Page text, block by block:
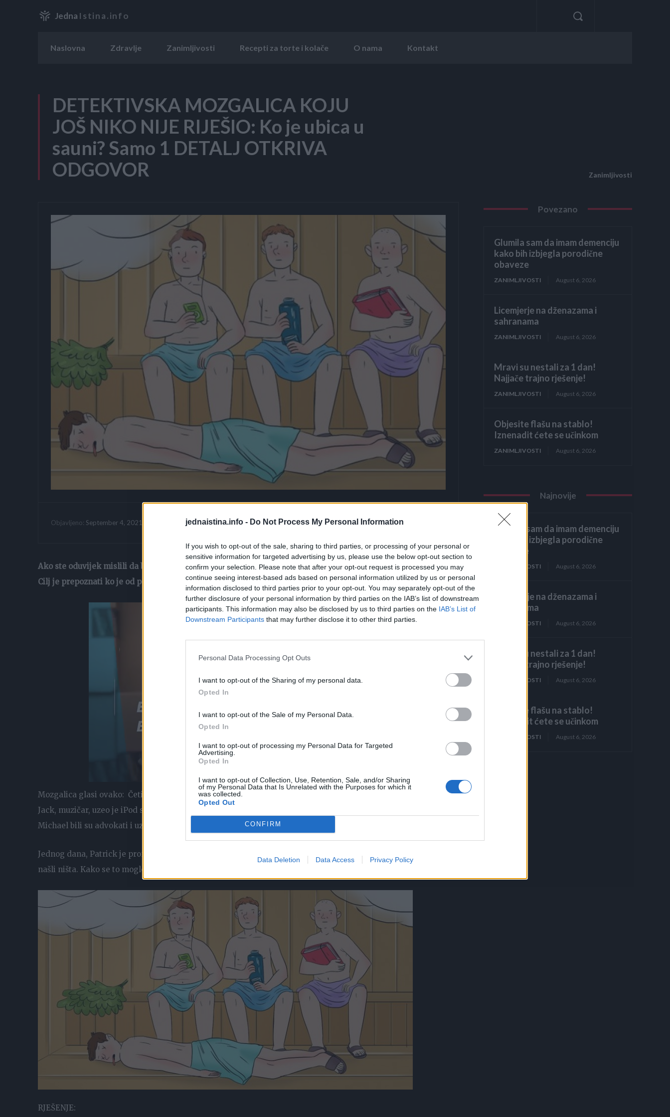
jednaistina.info - Do Not Process My Personal Information
If you wish to opt-out of the sale, sharing to third parties, or processing of your personal or
sensitive information for targeted advertising by us, please use the below opt-out section to
confirm your selection. Please note that after your opt-out request is processed you may
continue seeing interest-based ads based on personal information utilized by us or personal
information disclosed to third parties prior to your opt-out. You may separately opt-out of the
further disclosure of your personal information by third parties on the IAB’s list of downstream
participants. This information may also be disclosed by us to third parties on the IAB’s List of
Downstream Participants that may further disclose it to other third parties.
Personal Data Processing Opt Outs
I want to opt-out of the Sharing of my personal data.
Opted In
I want to opt-out of the Sale of my Personal Data.
Opted In
I want to opt-out of processing my Personal Data for Targeted
Advertising.
Opted In
I want to opt-out of Collection, Use, Retention, Sale, and/or Sharing
of my Personal Data that Is Unrelated with the Purposes for which it
was collected.
Opted Out
CONFIRM
Data Deletion Data Access Privacy Policy
Jedna Istina.info
Naslovna Zdravlje Zanimljivosti Recepti za torte i kolače O nama Kontakt
DETEKTIVSKA MOZGALICA KOJU
JOŠ NIKO NIJE RIJEŠIO: Ko je ubica u
sauni? Samo 1 DETALJ OTKRIVA
ODGOVOR
Zanimljivosti
Objavljeno: September 4, 2021 Vrijeme citanja:Manje od 1min.
Ako ste oduvijek mislili da biste bili dobar detektiv, pokušajte riješiti mozgalicu koju vam donosi Bright Side.
Cilj je prepoznati ko je od ponuđenih ubica.
Mozgalica glasi ovako: Četiri prijatelja redovno su zajedno posjećivala saunu . Uvijek su nosili nešto sa sobom.
Jack, muzičar, uzeo je iPod sa sobom da sluša muziku. Steve, bankar, uzeo je termosicu za piće. Patrick i
Michael bili su advokati i uzimali su dokumente za čitanje.
Jednog dana, Patrick je pronađen mrtav. Ubio ga je oštri predmet. Policajci su odmah došli i izvršili uviđaj. Nisu
našli ništa. Kako se to moglo dogoditi?
RJEŠENJE:
Povezano
Glumila sam da imam demenciju
kako bih izbjegla porodične
obaveze
ZANIMLJIVOSTI August 6, 2026
Licemjerje na dženazama i
sahranama
ZANIMLJIVOSTI August 6, 2026
Mravi su nestali za 1 dan!
Najjače trajno rješenje!
ZANIMLJIVOSTI August 6, 2026
Objesite flašu na stablo!
Iznenadit ćete se učinkom
ZANIMLJIVOSTI August 6, 2026
Najnovije
Glumila sam da imam demenciju
kako bih izbjegla porodične
obaveze
ZANIMLJIVOSTI August 6, 2026
Licemjerje na dženazama i
sahranama
ZANIMLJIVOSTI August 6, 2026
Mravi su nestali za 1 dan!
Najjače trajno rješenje!
ZANIMLJIVOSTI August 6, 2026
Objesite flašu na stablo!
Iznenadit ćete se učinkom
ZANIMLJIVOSTI August 6, 2026